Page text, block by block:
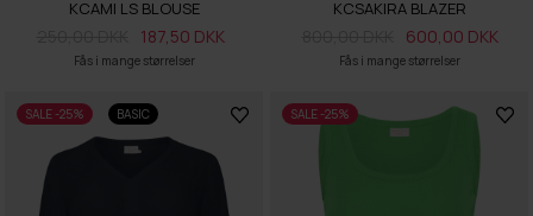
Fås i mange størrelser
KCAMI LS BLOUSE
187,50 DKK
Fås i mange størrelser
KCSAKIRA BLAZER
600,00 DKK
SALE -25% BASIC SALE -25%